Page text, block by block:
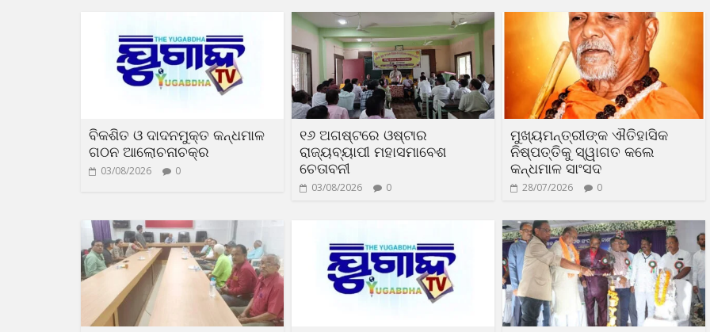
ବିକଶିତ ଓ ଦାଦନମୁକ୍ତ କନ୍ଧମାଳ
ଗଠନ ଆଲୋଚନାଚକ୍ର
03/08/2026 0
୧୬ ଅଗଷ୍ଟରେ ଓଷ୍ଟାର
ରାଜ୍ୟବ୍ୟାପୀ ମହାସମାବେଶ
ଚେତାବନୀ
03/08/2026 0
ମୁଖ୍ୟମନ୍ତ୍ରୀଙ୍କ ଐତିହାସିକ
ନିଷ୍ପତ୍ତିକୁ ସ୍ୱାଗତ କଲେ
କନ୍ଧମାଳ ସାଂସଦ
28/07/2026 0